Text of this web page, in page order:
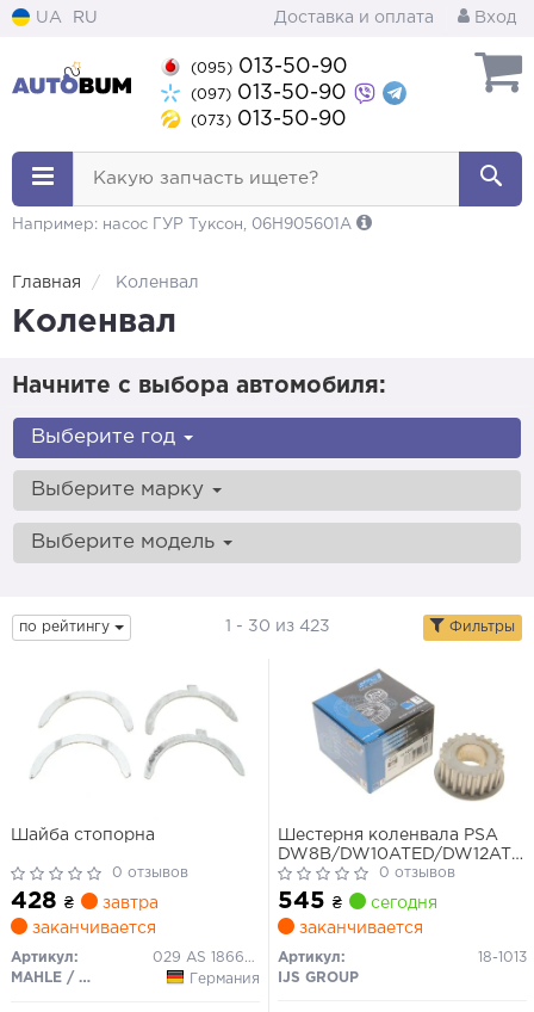
UA RU Доставка и оплата Вход
(095) 013-50-90
(097) 013-50-90
(073) 013-50-90
Какую запчасть ищете?
Например: насос ГУР Туксон, 06H905601A
Главная Коленвал
Коленвал
Начните с выбора автомобиля:
Выберите год
Выберите марку
Выберите модель
по рейтингу 1 - 30 из 423 Фильтры
Шайба стопорна
0 отзывов
428 ₴
завтра
заканчивается
Артикул:
029 AS 18668 025
MAHLE / KNECHT
Германия
Шестерня коленвала PSA
DW8B/DW10ATED/
21z (шпонка 6mm)
0 отзывов
545 ₴
сегодня
заканчивается
Артикул:
18-1013
IJS GROUP